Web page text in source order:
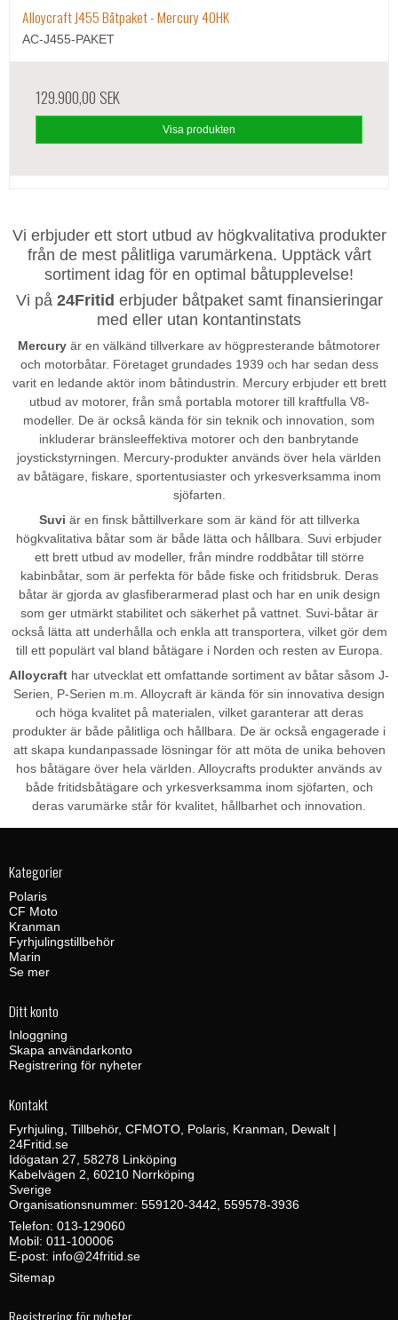
Alloycraft J455 Båtpaket - Mercury 40HK
AC-J455-PAKET
129.900,00 SEK
Visa produkten
Vi erbjuder ett stort utbud av högkvalitativa produkter
från de mest pålitliga varumärkena. Upptäck vårt
sortiment idag för en optimal båtupplevelse!
Vi på 24Fritid erbjuder båtpaket samt finansieringar
med eller utan kontantinstats
Mercury är en välkänd tillverkare av högpresterande båtmotorer
och motorbåtar. Företaget grundades 1939 och har sedan dess
varit en ledande aktör inom båtindustrin. Mercury erbjuder ett brett
utbud av motorer, från små portabla motorer till kraftfulla V8-
modeller. De är också kända för sin teknik och innovation, som
inkluderar bränsleeffektiva motorer och den banbrytande
joystickstyrningen. Mercury-produkter används över hela världen
av båtägare, fiskare, sportentusiaster och yrkesverksamma inom
sjöfarten.
Suvi är en finsk båttillverkare som är känd för att tillverka
högkvalitativa båtar som är både lätta och hållbara. Suvi erbjuder
ett brett utbud av modeller, från mindre roddbåtar till större
kabinbåtar, som är perfekta för både fiske och fritidsbruk. Deras
båtar är gjorda av glasfiberarmerad plast och har en unik design
som ger utmärkt stabilitet och säkerhet på vattnet. Suvi-båtar är
också lätta att underhålla och enkla att transportera, vilket gör dem
till ett populärt val bland båtägare i Norden och resten av Europa.
Alloycraft har utvecklat ett omfattande sortiment av båtar såsom J-
Serien, P-Serien m.m. Alloycraft är kända för sin innovativa design
och höga kvalitet på materialen, vilket garanterar att deras
produkter är både pålitliga och hållbara. De är också engagerade i
att skapa kundanpassade lösningar för att möta de unika behoven
hos båtägare över hela världen. Alloycrafts produkter används av
både fritidsbåtägare och yrkesverksamma inom sjöfarten, och
deras varumärke står för kvalitet, hållbarhet och innovation.
Kategorier
Polaris
CF Moto
Kranman
Fyrhjulingstillbehör
Marin
Se mer
Ditt konto
Inloggning
Skapa användarkonto
Registrering för nyheter
Kontakt
Fyrhjuling, Tillbehör, CFMOTO, Polaris, Kranman, Dewalt |
24Fritid.se
Idögatan 27, 58278 Linköping
Kabelvägen 2, 60210 Norrköping
Sverige
Organisationsnummer: 559120-3442, 559578-3936
Telefon: 013-129060
Mobil: 011-100006
E-post: info@24fritid.se
Sitemap